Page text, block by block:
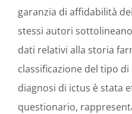
garanzia di affidabilità
stessi autori
dati relativi alla storia
classificazione del tipo
diagnosi di ictus è stata
questionario,